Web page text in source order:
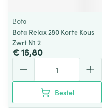
Bota
Bota Relax 280 Korte Kous
Zwrt N1 2
€ 16,80
Bestel